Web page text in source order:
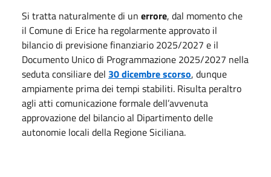
Si tratta naturalmente di un errore, dal momento che
il Comune di Erice ha regolarmente approvato il
bilancio di previsione finanziario 2025/2027 e il
Documento Unico di Programmazione 2025/2027 nella
seduta consiliare del 30 dicembre scorso, dunque
ampiamente prima dei tempi stabiliti. Risulta peraltro
agli atti comunicazione formale dell’avvenuta
approvazione del bilancio al Dipartimento delle
autonomie locali della Regione Siciliana.